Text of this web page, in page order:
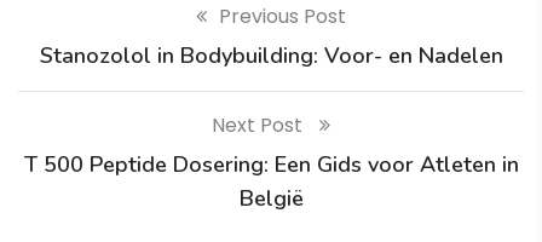
Previous Post
Stanozolol in Bodybuilding: Voor- en Nadelen
Next Post
T 500 Peptide Dosering: Een Gids voor Atleten in
België